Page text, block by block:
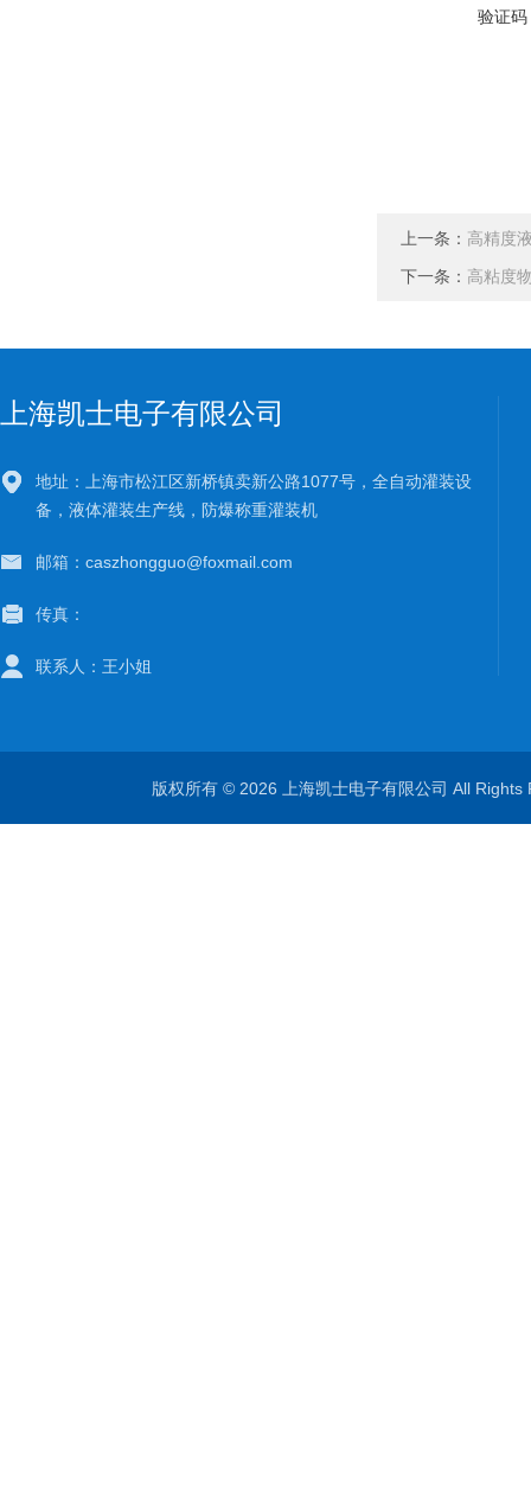
验证码
上一条： 高精度
下一条： 高粘度
上海凯士电子有限公司
地址：上海市松江区新桥镇卖新公路1077号，全自动灌装设
备，液体灌装生产线，防爆称重灌装机
邮箱：caszhongguo@foxmail.com
传真：
联系人：王小姐
版权所有 © 2026 上海凯士电子有限公司 All